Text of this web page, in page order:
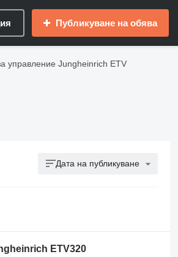
Публикуване на обява
управление Jungheinrich ETV
Дата на публикуване
ETV320